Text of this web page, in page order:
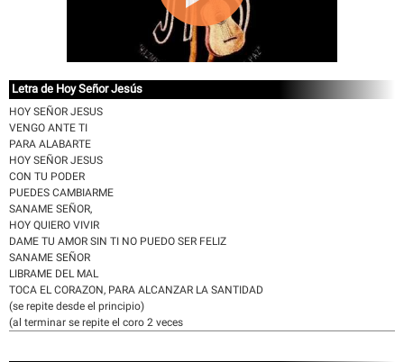
Letra de Hoy Señor Jesús
HOY SEÑOR JESUS
VENGO ANTE TI
PARA ALABARTE
HOY SEÑOR JESUS
CON TU PODER
PUEDES CAMBIARME
SANAME SEÑOR,
HOY QUIERO VIVIR
DAME TU AMOR SIN TI NO PUEDO SER FELIZ
SANAME SEÑOR
LIBRAME DEL MAL
TOCA EL CORAZON, PARA ALCANZAR LA SANTIDAD
(se repite desde el principio)
(al terminar se repite el coro 2 veces